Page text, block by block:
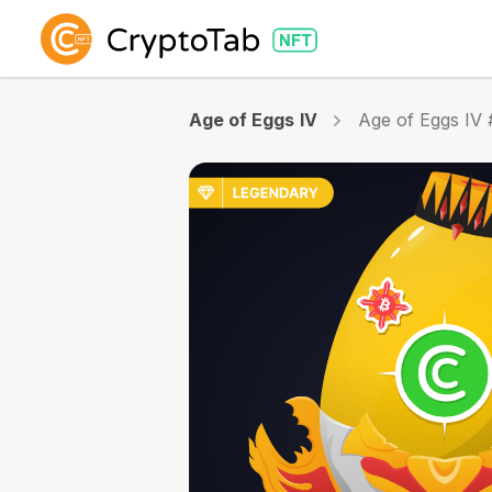
Age of Eggs IV Age of Eggs IV